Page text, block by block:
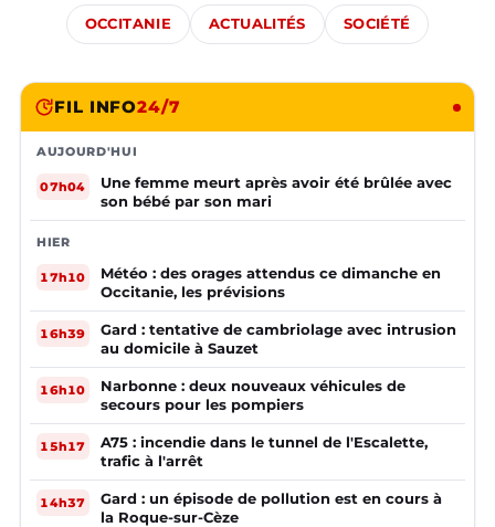
OCCITANIE ACTUALITÉS SOCIÉTÉ
FIL INFO24/7
AUJOURD'HUI
07h04
Une femme meurt après avoir été brûlée avec
son bébé par son mari
HIER
17h10
Météo : des orages attendus ce dimanche en
Occitanie, les prévisions
16h39
Gard : tentative de cambriolage avec intrusion
au domicile à Sauzet
16h10
Narbonne : deux nouveaux véhicules de
secours pour les pompiers
15h17
A75 : incendie dans le tunnel de l'Escalette,
trafic à l'arrêt
14h37
Gard : un épisode de pollution est en cours à
la Roque-sur-Cèze